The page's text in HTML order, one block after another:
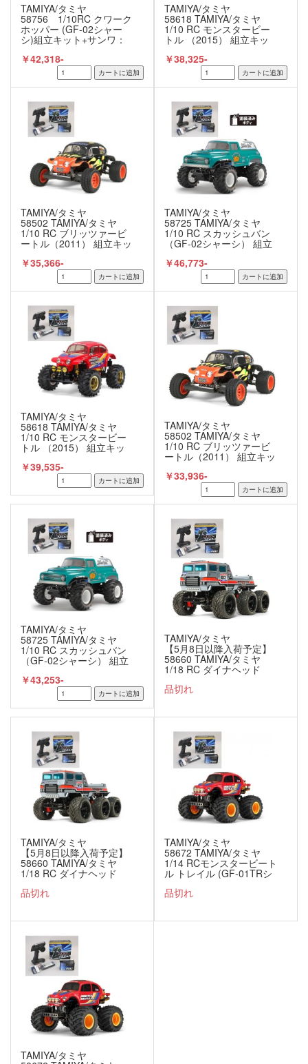
TAMIYA/タミヤ
58756 1/10RC クワーク
ホッパー (GF-02シャー
シ)組立キット+サンワ：
MX-6 コンピュータプロポ
付きオリジナルフルセッ
ト（未組立） ≪ラジコン
￥42,318-
TAMIYA/タミヤ
58618 TAMIYA/タミヤ
1/10 RC モンスタービー
トル （2015） 組立キッ
ト+サンワ：MX-6 コンピ
ュータプロポ付きオリジ
ナルフルセット （未組
立） ≪ラジコン≫
￥38,325-
TAMIYA/タミヤ
58502 TAMIYA/タミヤ
1/10 RC ブリッツァービ
ートル（2011） 組立キッ
ト+サンワ：MX-6 コンピ
ュータプロポ付きオリジ
ナルフルセット+オリジナ
ルフルベアリングセット
（未組立） ≪ラジコン≫
￥35,366-
TAMIYA/タミヤ
58725 TAMIYA/タミヤ
1/10 RC スカッシュバン
（GF-02シャーシ） 組立
キット+サンワ：MX-6 コ
ンピュータプロポ付きオ
リジナルフルセット+オリ
ジナルフルベアリングセ
ット （未組立） ≪ラジコ
ン≫
￥46,773-
TAMIYA/タミヤ
58618 TAMIYA/タミヤ
1/10 RC モンスタービー
トル （2015） 組立キッ
ュータプロポ付きオリジ
ナルフルセット+オリジナ
ルフルベアリングセット
（未組立） ≪ラジコン≫
￥39,535-
TAMIYA/タミヤ
58502 TAMIYA/タミヤ
1/10 RC ブリッツァービ
ートル（2011） 組立キッ
ト+サンワ：MX-6 コンピ
ュータプロポ付きオリジ
ナルフルセット （未組
立） ≪ラジコン≫
￥33,936-
TAMIYA/タミヤ
58725 TAMIYA/タミヤ
1/10 RC スカッシュバン
（GF-02シャーシ） 組立
ンピュータプロポ付きオ
リジナルフルセット （未
組立） ≪ラジコン≫
￥43,253-
TAMIYA/タミヤ
【5月8日以降入荷予定】
58660 TAMIYA/タミヤ
1/18 RC ダイナヘッド
6x6（G6-01TRシャー
シ） 組立キット+サン
セット （未組立） ≪ラジ
コン≫
品切れ
TAMIYA/タミヤ
【5月8日以降入荷予定】
58660 TAMIYA/タミヤ
1/18 RC ダイナヘッド
シ） 組立キット+サン
セット+オリジナルフルベ
アリングセット （未組
立） ≪ラジコン≫
品切れ
TAMIYA/タミヤ
58672 TAMIYA/タミヤ
1/14 RCモンスタービート
ル トレイル (GF-01TRシ
ワ：MX-6 コンピュータプ
アリングセット （未組
品切れ
TAMIYA/タミヤ